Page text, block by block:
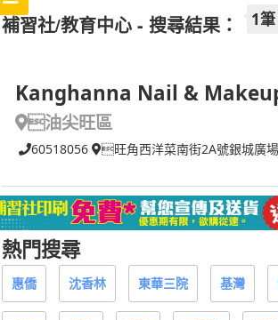
補習社/教育中心 - 搜尋結果： 1筆
Kanghanna Nail &
油尖旺區
60518056 旺角西洋菜南街2A號銀城廣
熱門搜尋
惠僑 沈香林 東華三院 基灣